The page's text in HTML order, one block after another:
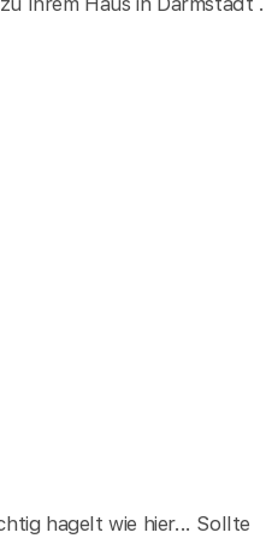
hagelt wie hier... Sollte